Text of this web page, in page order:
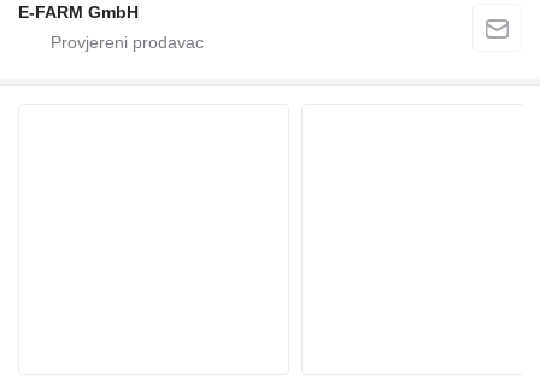
E-FARM GmbH